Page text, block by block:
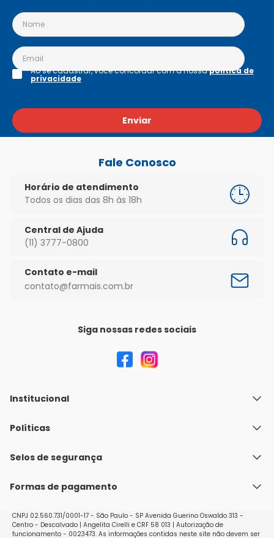
Enviar
Ao se cadastrar, você concordar com a nossapolítica de
privacidade
Fale Conosco
Horário de atendimento
Todos os dias das 8h às 18h
Central de Ajuda
(11) 3777-0800
Contato e-mail
contato@farmais.com.br
Siga nossas redes sociais
Institucional
Quem Somos
Nossas lojas
Políticas
Política de Envio
Políticas de Trocas e Devoluções
Selos de segurança
Formas de pagamento
CNPJ 02.560.731/0001-17 - São Paulo - SP Avenida Guerino Oswaldo 313 -
Centro - Descalvado | Angelita Cirelli e CRF 58 013 | Autorização de
funcionamento - 0023473. As informações contidas neste site não devem ser